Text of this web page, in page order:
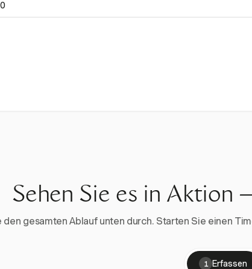
Sehen Sie es in Aktion
den gesamten Ablauf unten durch. Starten Sie einen
1 Erfassen